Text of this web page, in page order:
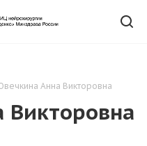
Анна Викторовна
Викторовна